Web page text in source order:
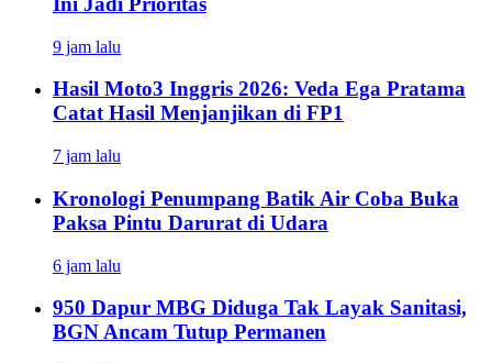
9 jam lalu
Hasil Moto3 Inggris 2026: Veda Ega Pratama
Catat Hasil Menjanjikan di FP1
7 jam lalu
Kronologi Penumpang Batik Air Coba Buka
Paksa Pintu Darurat di Udara
6 jam lalu
950 Dapur MBG Diduga Tak Layak Sanitasi,
BGN Ancam Tutup Permanen